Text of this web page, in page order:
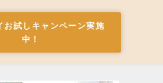
お試しキャンペーン実施
中！